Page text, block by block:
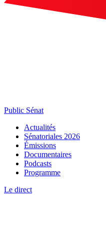
Public Sénat
Actualités
Sénatoriales 2026
Émissions
Documentaires
Podcasts
Programme
Le direct